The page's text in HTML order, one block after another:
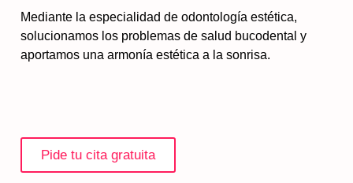
Mediante la especialidad de odontología estética,
solucionamos los problemas de salud bucodental y
aportamos una armonía estética a la sonrisa.
Pide tu cita gratuita